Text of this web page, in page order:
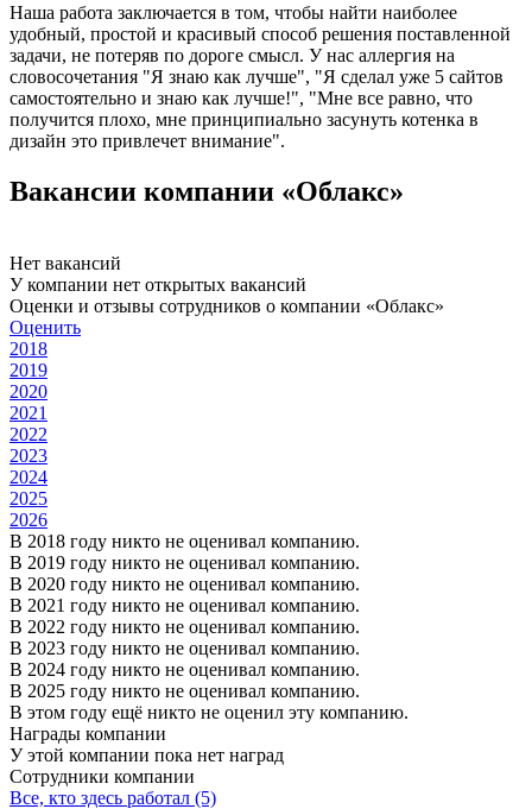
Наша работа заключается в том, чтобы найти наиболее
удобный, простой и красивый способ решения поставленной
задачи, не потеряв по дороге смысл. У нас аллергия на
словосочетания "Я знаю как лучше", "Я сделал уже 5 сайтов
самостоятельно и знаю как лучше!", "Мне все равно, что
получится плохо, мне принципиально засунуть котенка в
дизайн это привлечет внимание".
Вакансии компании «Облакс»
Нет вакансий
У компании нет открытых вакансий
Оценки и отзывы сотрудников о компании «Облакс»
Оценить
2018
2019
2020
2021
2022
2023
2024
2025
2026
В 2018 году никто не оценивал компанию.
В 2019 году никто не оценивал компанию.
В 2020 году никто не оценивал компанию.
В 2021 году никто не оценивал компанию.
В 2022 году никто не оценивал компанию.
В 2023 году никто не оценивал компанию.
В 2024 году никто не оценивал компанию.
В 2025 году никто не оценивал компанию.
В этом году ещё никто не оценил эту компанию.
Награды компании
У этой компании пока нет наград
Сотрудники компании
Все, кто здесь работал (5)